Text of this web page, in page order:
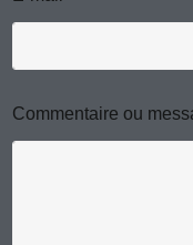
m
i
o
u
N
Commentaire ou